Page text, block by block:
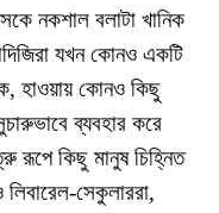
নকশাল বলাটা খানিক
যখন কোনও একটি
হাওয়ায় কোনও কিছু
ব্যবহার করে
রূপে কিছু মানুষ চিহ্নিত
সেকুলাররা,